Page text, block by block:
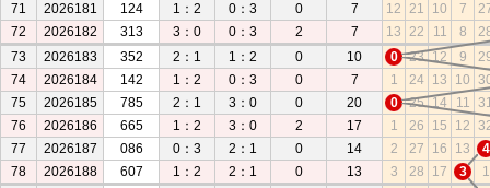
71
2026181 124 1：2 0：3 0 7 12 21 10 7
72
2026182 313 3：0 0：3 2 7 13 22 11 8
73
2026183 352 2：1 1：2 0 10 0 23 12 9
74
2026184 142 1：2 0：3 0 7 1 24 13 10
75
2026185 785 2：1 3：0 0 20 0 25 14 11
76
2026186 665 1：2 3：0 2 17 1 26 15 12
77
2026187 086 0：3 2：1 0 14 2 27 16 13
4
78
2026188 607 1：2 2：1 0 13 3 28 17 3
1